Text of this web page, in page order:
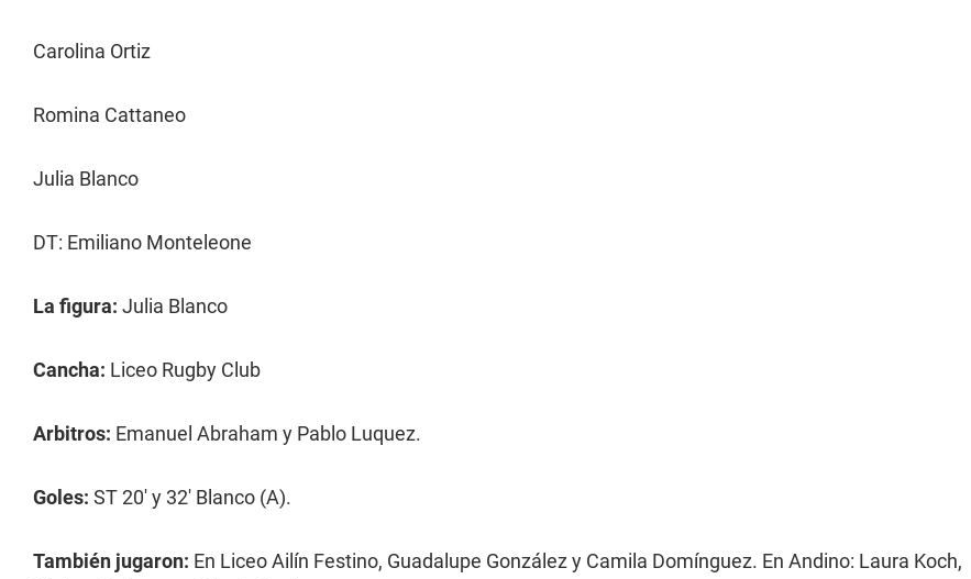
Carolina Ortiz
Romina Cattaneo
Julia Blanco
DT: Emiliano Monteleone
La figura: Julia Blanco
Cancha: Liceo Rugby Club
Arbitros: Emanuel Abraham y Pablo Luquez.
Goles: ST 20' y 32' Blanco (A).
También jugaron: En Liceo Ailín Festino, Guadalupe González y Camila Domínguez. En Andino: Laura Koch,